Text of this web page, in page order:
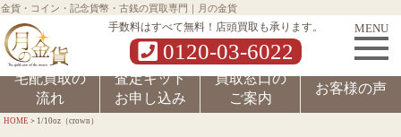
金貨・コイン・記念貨幣・古銭の買取専門｜月の金貨
手数料はすべて無料！店頭買取も承ります。
0120-03-6022
MENU
宅配買取の
流れ
査定キット
お申し込み
買取窓口の
ご案内
お客様の声
HOME > 1/10oz（crown）